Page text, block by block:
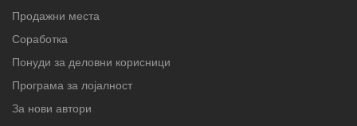
Продажни места
Соработка
Понуди за деловни корисници
Програма за лојалност
За нови автори